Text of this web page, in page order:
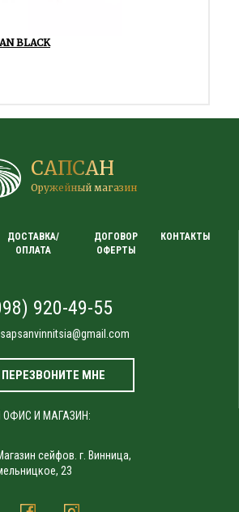
BLACK
САПСАН
Оружейный магазин
ДОСТАВКА/
ОПЛАТА
ДОГОВОР
ОФЕРТЫ
КОНТАКТЫ
920-49-55
sapsanvinnitsia@gmail.com
ПЕРЕЗВОНИТЕ МНЕ
ОФИС И МАГАЗИН:
сейфов. г. Винница,
23